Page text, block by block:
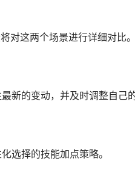
对这两个场景进行详细对比。
新的变动，并及时调整自己
选择的技能加点策略。